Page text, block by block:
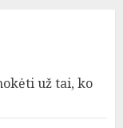
už tai, ko